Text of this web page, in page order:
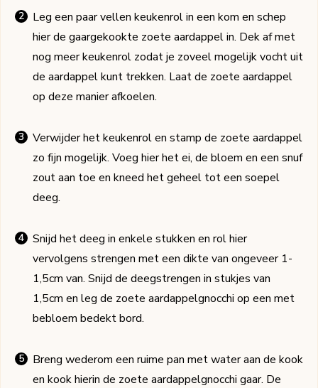
Leg een paar vellen keukenrol in een kom en schep
hier de gaargekookte zoete aardappel in. Dek af met
nog meer keukenrol zodat je zoveel mogelijk vocht uit
de aardappel kunt trekken. Laat de zoete aardappel
op deze manier afkoelen.
Verwijder het keukenrol en stamp de zoete aardappel
zo fijn mogelijk. Voeg hier het ei, de bloem en een snuf
zout aan toe en kneed het geheel tot een soepel
deeg.
Snijd het deeg in enkele stukken en rol hier
vervolgens strengen met een dikte van ongeveer 1-
1,5cm van. Snijd de deegstrengen in stukjes van
1,5cm en leg de zoete aardappelgnocchi op een met
bebloem bedekt bord.
Breng wederom een ruime pan met water aan de kook
en kook hierin de zoete aardappelgnocchi gaar. De